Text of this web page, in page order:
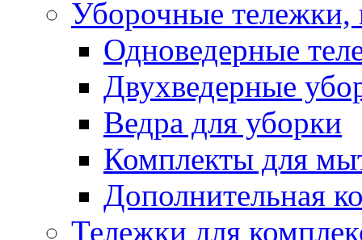
Уборочные тележки,
Одноведерные
Двухведерные
Ведра для уборки
Комплекты для
Дополнительная
Тележки для